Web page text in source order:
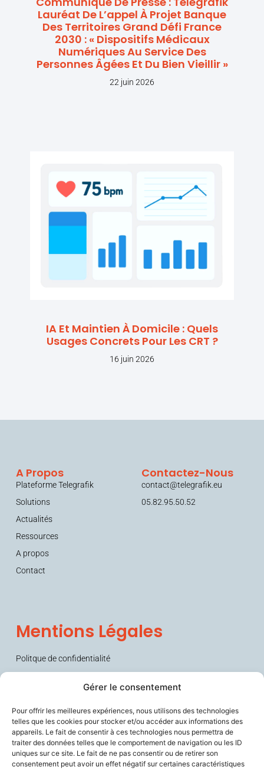
Gérer le consentement
Pour offrir les meilleures expériences, nous utilisons des technologies
telles que les cookies pour stocker et/ou accéder aux informations des
appareils. Le fait de consentir à ces technologies nous permettra de
traiter des données telles que le comportement de navigation ou les ID
uniques sur ce site. Le fait de ne pas consentir ou de retirer son
consentement peut avoir un effet négatif sur certaines caractéristiques
Lauréat De L’appel À Projet Banque
Des Territoires Grand Défi France
2030 : « Dispositifs Médicaux
Numériques Au Service Des
Personnes Âgées Et Du Bien Vieillir »
22 juin 2026
IA Et Maintien À Domicile : Quels
Usages Concrets Pour Les CRT ?
16 juin 2026
A Propos
Plateforme Telegrafik
Solutions
Actualités
Ressources
A propos
Contact
Contactez-Nous
contact@telegrafik.eu
05.82.95.50.52
Mentions Légales
Politque de confidentialité